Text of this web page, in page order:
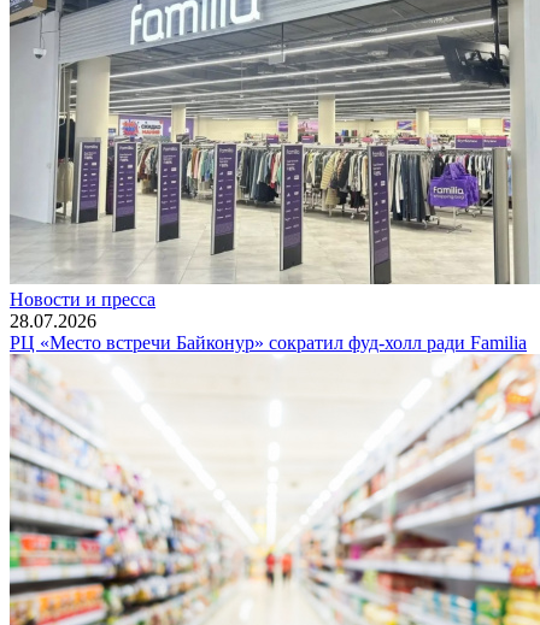
Новости и пресса
28.07.2026
РЦ «Место встречи Байконур» сократил фуд-холл ради Familia